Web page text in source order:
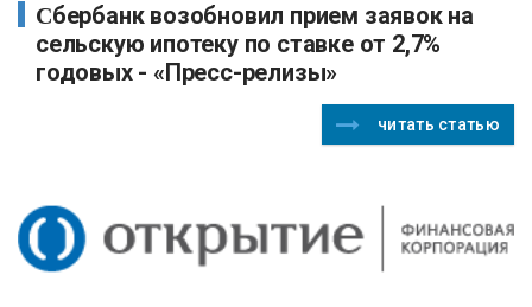
Сбербанк возобновил прием заявок на
сельскую ипотеку по ставке от 2,7%
годовых - «Пресс-релизы»
читать статью